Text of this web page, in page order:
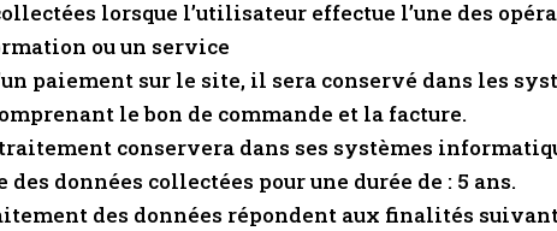
lorsque l’utilisateur effectue l’une des
ou un service
paiement sur le site, il sera conservé dans les
le bon de commande et la facture.
conservera dans ses systèmes
des données collectées pour une durée de : 5 ans.
des données répondent aux finalités